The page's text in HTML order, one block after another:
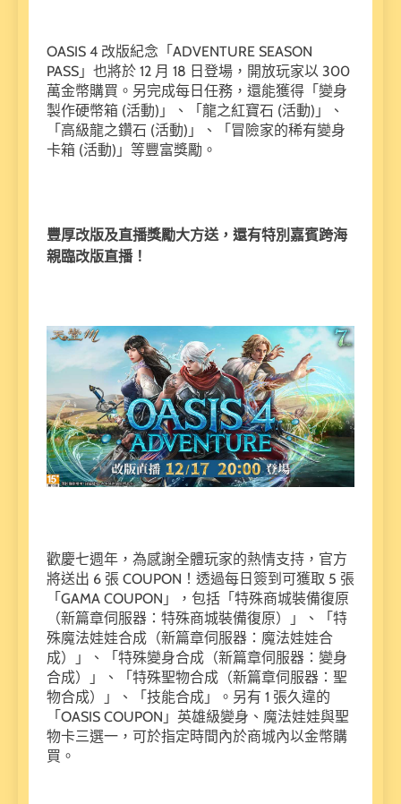
OASIS 4 改版紀念「ADVENTURE SEASON
PASS」也將於 12 月 18 日登場，開放玩家以 300
萬金幣購買。另完成每日任務，還能獲得「變身
製作硬幣箱 (活動)」、「龍之紅寶石 (活動)」、
「高級龍之鑽石 (活動)」、「冒險家的稀有變身
卡箱 (活動)」等豐富獎勵。
豐厚改版及直播獎勵大方送，還有特別嘉賓跨海
親臨改版直播！
歡慶七週年，為感謝全體玩家的熱情支持，官方
將送出 6 張 COUPON！透過每日簽到可獲取 5 張
「GAMA COUPON」，包括「特殊商城裝備復原
（新篇章伺服器：特殊商城裝備復原）」、「特
殊魔法娃娃合成（新篇章伺服器：魔法娃娃合
成）」、「特殊變身合成（新篇章伺服器：變身
合成）」、「特殊聖物合成（新篇章伺服器：聖
物合成）」、「技能合成」。另有 1 張久違的
「OASIS COUPON」英雄級變身、魔法娃娃與聖
物卡三選一，可於指定時間內於商城內以金幣購
買。